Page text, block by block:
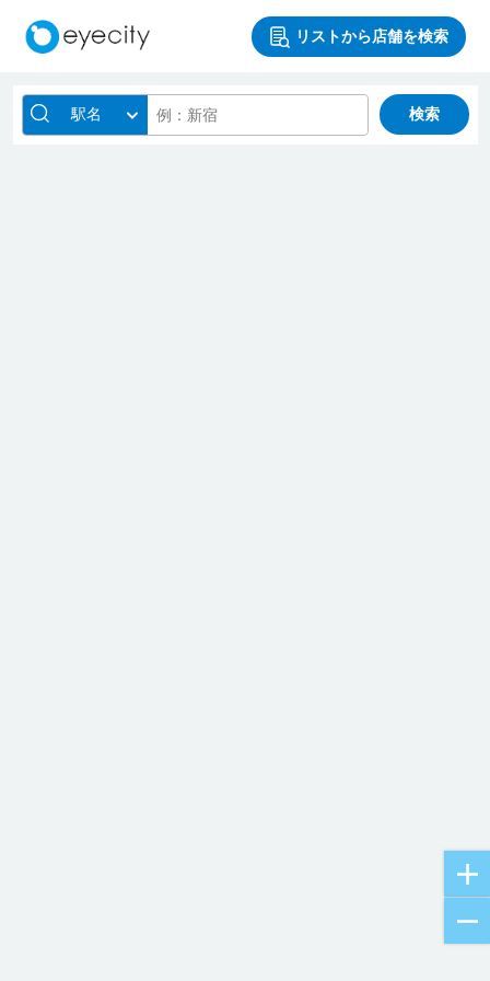
リストから店舗を検索
駅名 検索